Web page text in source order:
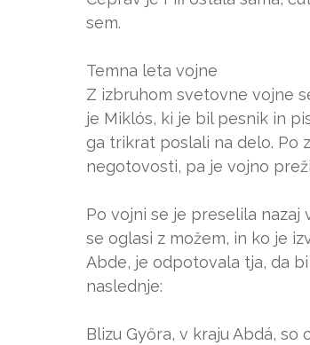
sem.
Temna leta vojne
Z izbruhom svetovne vojne
je Miklós, ki je bil pesnik in
ga trikrat poslali na delo. Po
negotovosti, pa je vojno
Po vojni se je preselila nazaj
se oglasi z možem, in ko je
Abde, je odpotovala tja, da
naslednje:
Blizu Győra, v kraju Abdá,